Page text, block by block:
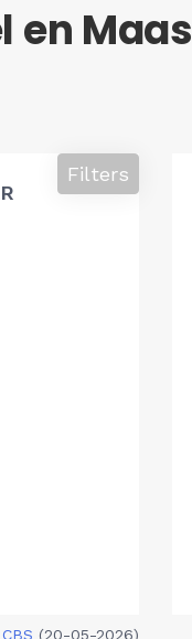
en Maas
Filters
CBS (20-05-2026)